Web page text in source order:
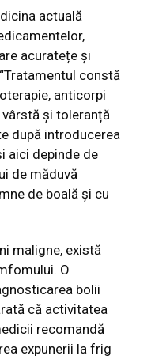
actuală
acuratețe și
constă
anticorpi
și toleranță
după introducerea
aici depinde de
de măduvă
de boală și cu
maligne, există
O
bolii
că activitatea
recomandă
expunerii la frig